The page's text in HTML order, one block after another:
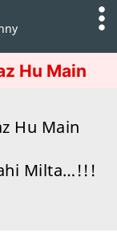
Hu Main
Hu Main
Milta…!!!